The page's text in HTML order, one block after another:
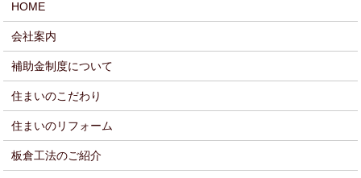
HOME
会社案内
補助金制度について
住まいのこだわり
住まいのリフォーム
板倉工法のご紹介